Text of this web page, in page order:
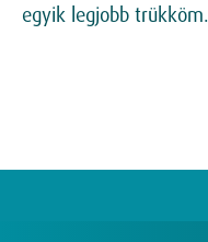
egyik legjobb trükköm.